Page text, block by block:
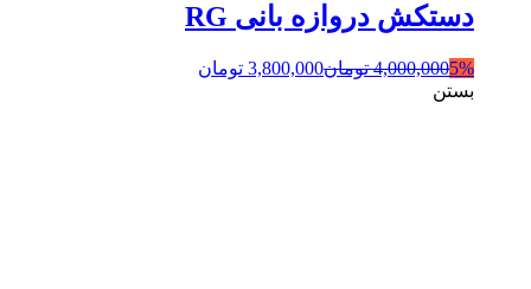
دستکش دروازه بانی RG
5%
4,000,000 تومان3,800,000 تومان
بستن